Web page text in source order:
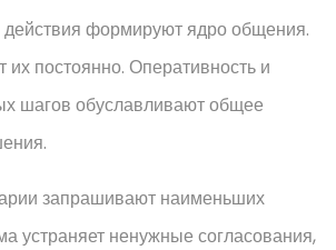
действия формируют ядро общения.
их постоянно. Оперативность и
шагов обуславливают общее
запрашивают наименьших
устраняет ненужные согласования,